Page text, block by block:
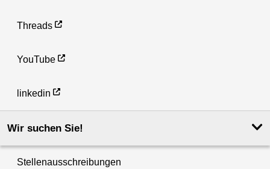
Threads
YouTube
linkedin
Wir suchen Sie!
Stellenausschreibungen